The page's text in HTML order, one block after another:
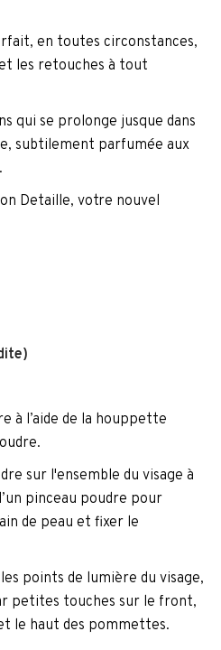
en toutes circonstances,
les retouches à tout
qui se prolonge jusque dans
subtilement parfumée aux
Detaille, votre nouvel
à l’aide de la houppette
sur l'ensemble du visage à
pinceau poudre pour
de peau et fixer le
points de lumière du visage,
petites touches sur le front,
le haut des pommettes.